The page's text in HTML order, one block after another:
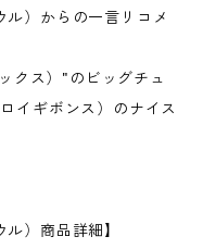
ル）からの一言リコメ
クス）"のビッグチュ
イギボンス）のナイス
）商品詳細】